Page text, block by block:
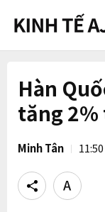
Hàn
tăng
Minh Tân
Share
Text
size